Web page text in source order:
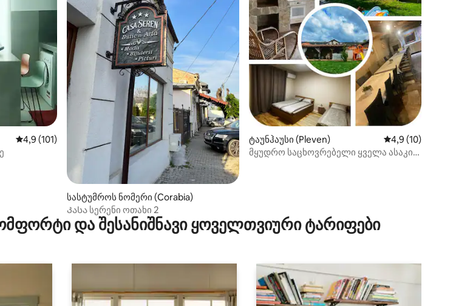
საშუალო შეფასებაა 5‑დან 4,9, 101 მიმოხილვა
4,9 (101)
სასტუმროს ნომერი (Corabia)
Კასა სერენი ოთახი 2
ტაუნჰაუსი (Pleven) საშუალო
4,9 (10)
მყუდრო საცხოვრებელი ყველა ასაკის
და შესანიშნავი ყოველთვიური ტარიფები